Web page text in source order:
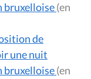
bruxelloise(en
de
une nuit
bruxelloise(en